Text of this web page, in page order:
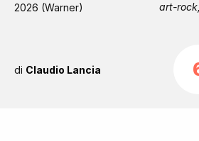
2026 (Warner) art-
di Claudio Lancia